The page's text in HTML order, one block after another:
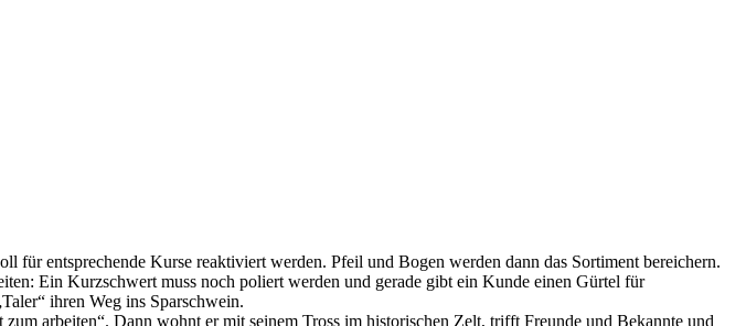
entsprechende Kurse reaktiviert werden. Pfeil und Bogen werden dann das Sortiment bereichern.
Ein Kurzschwert muss noch poliert werden und gerade gibt ein Kunde einen Gürtel für
ihren Weg ins Sparschwein.
arbeiten“. Dann wohnt er mit seinem Tross im historischen Zelt, trifft Freunde und Bekannte und